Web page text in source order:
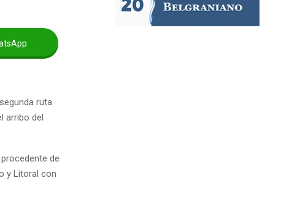
ruta
arribo del
de
y Litoral con